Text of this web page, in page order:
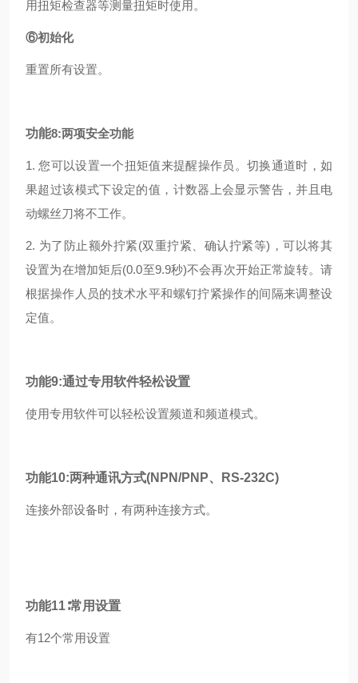
用扭矩检查器等测量扭矩时使用。
⑥初始化
重置所有设置。
功能8:两项安全功能
1. 您可以设置一个扭矩值来提醒操作员。切换通道时，如
果超过该模式下设定的值，计数器上会显示警告，并且电
动螺丝刀将不工作。
2. 为了防止额外拧紧(双重拧紧、确认拧紧等)，可以将其
设置为在增加矩后(0.0至9.9秒)不会再次开始正常旋转。请
根据操作人员的技术水平和螺钉拧紧操作的间隔来调整设
定值。
功能9:通过专用软件轻松设置
使用专用软件可以轻松设置频道和频道模式。
功能10:两种通讯方式(NPN/PNP、RS-232C)
连接外部设备时，有两种连接方式。
功能11∶常用设置
有12个常用设置